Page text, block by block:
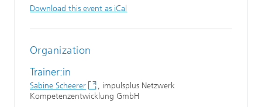
Download this event as iCal
Organization
Trainer:in
Sabine Scheerer
, impulsplus Netzwerk
Kompetenzentwicklung GmbH